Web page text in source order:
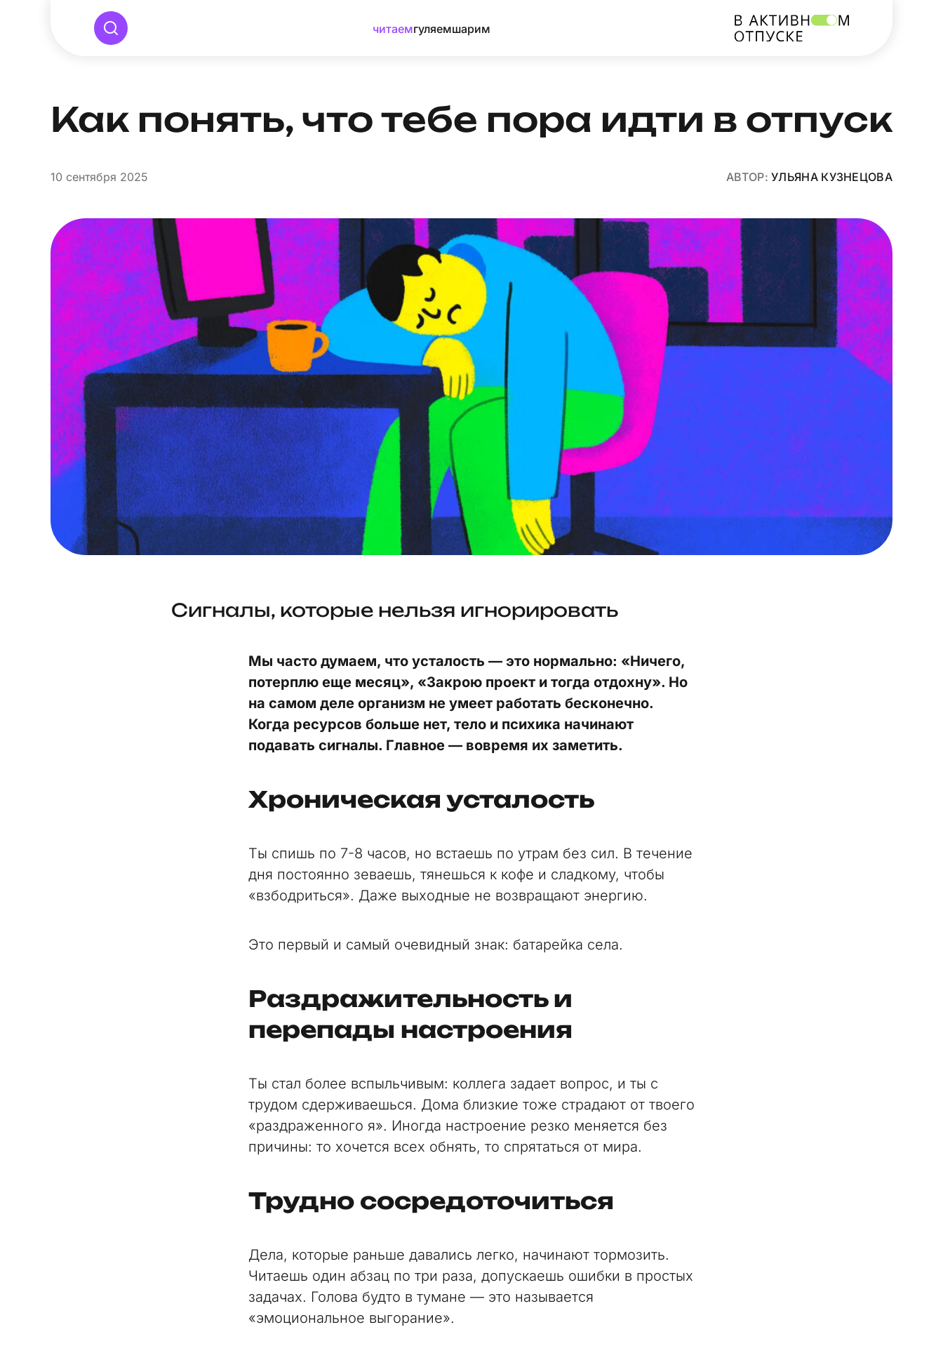
читаемгуляемшарим
Как понять, что тебе пора идти в отпуск
10 сентября 2025 АВТОР:УЛЬЯНА КУЗНЕЦОВА
Сигналы, которые нельзя игнорировать
Мы часто думаем, что усталость — это нормально: «Ничего,
потерплю еще месяц», «Закрою проект и тогда отдохну». Но
на самом деле организм не умеет работать бесконечно.
Когда ресурсов больше нет, тело и психика начинают
подавать сигналы. Главное — вовремя их заметить.
Хроническая усталость
Ты спишь по 7-8 часов, но встаешь по утрам без сил. В течение
дня постоянно зеваешь, тянешься к кофе и сладкому, чтобы
«взбодриться». Даже выходные не возвращают энергию.
Это первый и самый очевидный знак: батарейка села.
Раздражительность и
перепады настроения
Ты стал более вспыльчивым: коллега задает вопрос, и ты с
трудом сдерживаешься. Дома близкие тоже страдают от твоего
«раздраженного я». Иногда настроение резко меняется без
причины: то хочется всех обнять, то спрятаться от мира.
Трудно сосредоточиться
Дела, которые раньше давались легко, начинают тормозить.
Читаешь один абзац по три раза, допускаешь ошибки в простых
задачах. Голова будто в тумане — это называется
«эмоциональное выгорание».